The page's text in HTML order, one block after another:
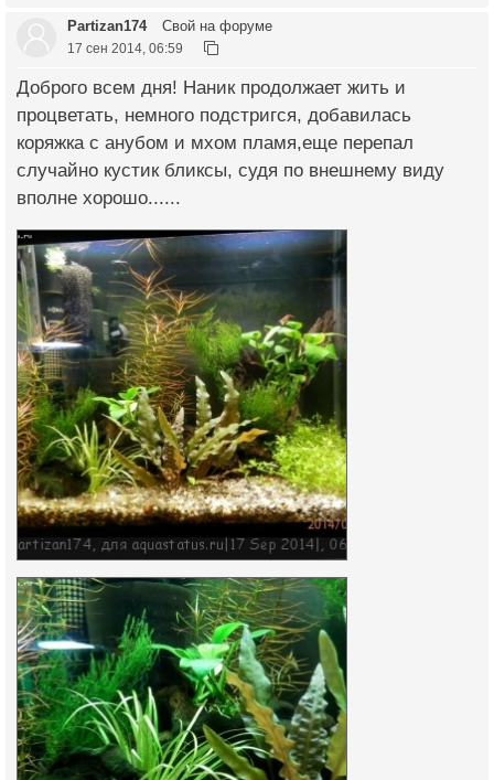
Partizan174 Свой на форуме
17 сен 2014, 06:59
Доброго всем дня! Наник продолжает жить и
процветать, немного подстригся, добавилась
коряжка с анубом и мхом пламя,еще перепал
случайно кустик бликсы, судя по внешнему виду
вполне хорошо......